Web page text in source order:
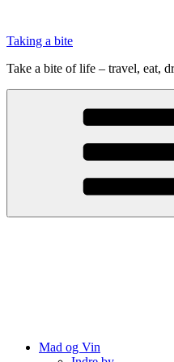
indhold
Taking a bite
Take a bite of life – travel, eat,
Mad og Vin